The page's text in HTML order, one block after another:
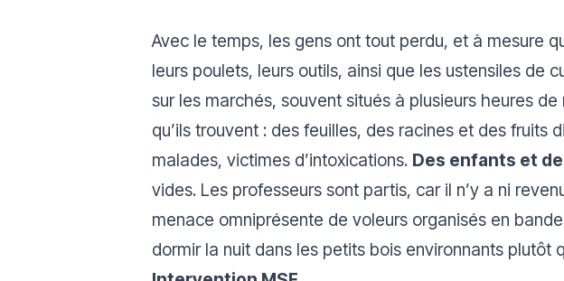
Avec le temps, les gens ont tout perdu, et à mesure
leurs poulets, leurs outils, ainsi que les ustensiles de
sur les marchés, souvent situés à plusieurs heures
qu’ils trouvent : des feuilles, des racines et des fruits
malades, victimes d’intoxications. Des enfants et
vides. Les professeurs sont partis, car il n’y a ni
menace omniprésente de voleurs organisés en
dormir la nuit dans les petits bois environnants plutôt